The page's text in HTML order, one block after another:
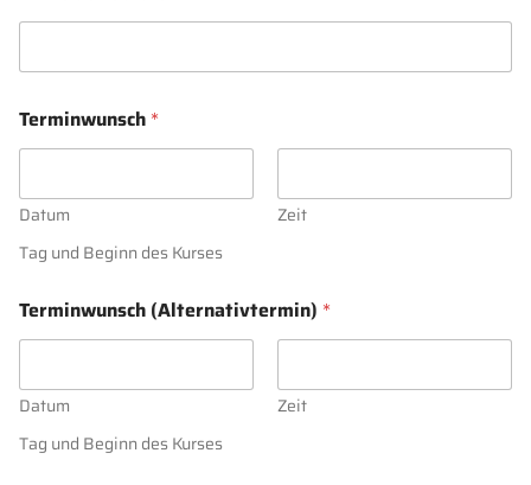
Terminwunsch *
Datum
Zeit
Tag und Beginn des Kurses
Terminwunsch (Alternativtermin) *
Datum
Zeit
Tag und Beginn des Kurses